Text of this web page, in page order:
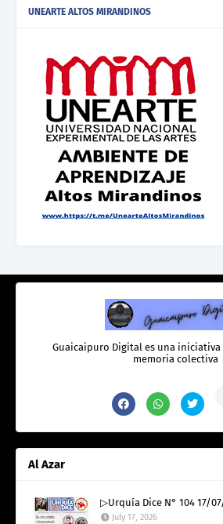
UNEARTE ALTOS MIRANDINOS
Guaicaipuro Digital es una iniciativa
memoria colectiva
Al Azar
▷Urquía Dice N° 104 17/
July 17, 2026